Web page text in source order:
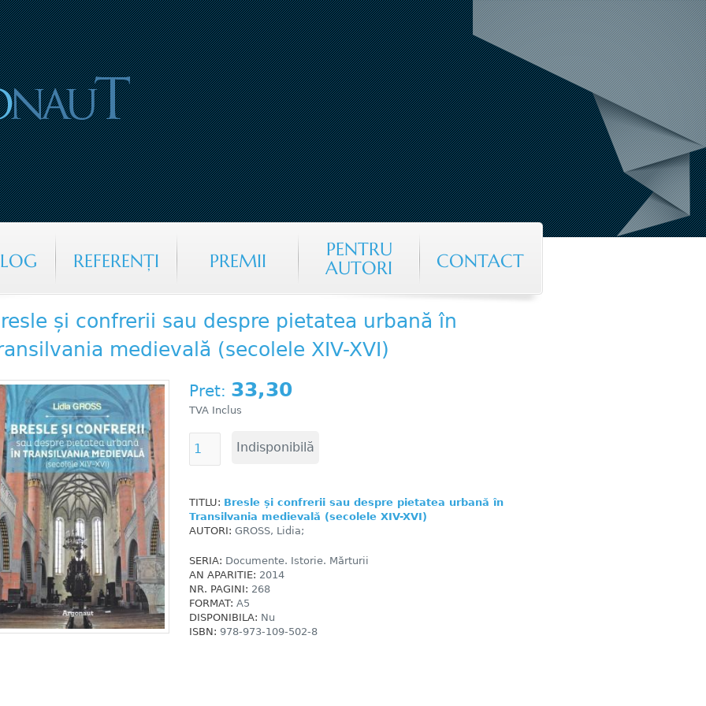
Jump to navigation
REFERENŢI PREMII
PENTRU
AUTORI
CONTACT
și confrerii sau despre pietatea urbană în
medievală (secolele XIV-XVI)
Pret: 33,30
TVA Inclus
TITLU: Bresle și confrerii sau despre pietatea urbană în
Transilvania medievală (secolele XIV-XVI)
AUTORI: GROSS, Lidia;
SERIA: Documente. Istorie. Mărturii
AN APARITIE: 2014
NR. PAGINI: 268
FORMAT: A5
DISPONIBILA: Nu
ISBN: 978-973-109-502-8